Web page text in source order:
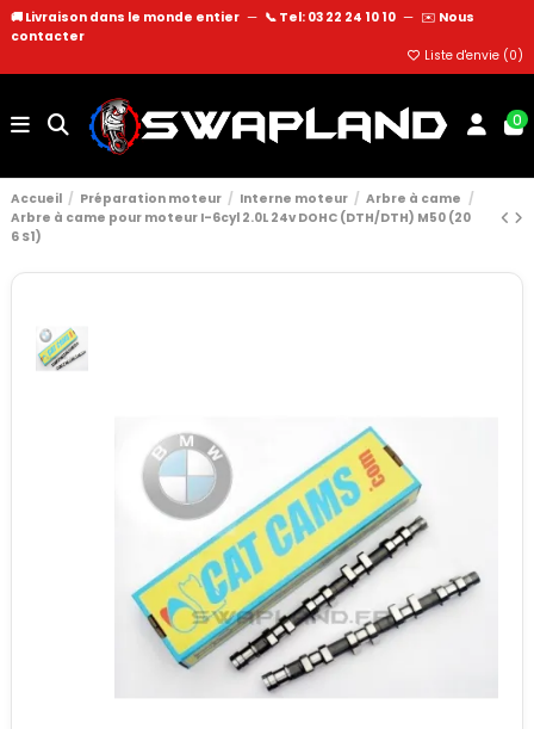
🚚 Livraison dans le monde entier — 📞 Tel: 03 22 24 10 10 — ✉️ Nous
contacter
Liste d'envie (0)
0
Accueil Préparation moteur Interne moteur
Arbre à came
Arbre à came pour moteur I-6cyl 2.0L 24v DOHC (DTH/DTH) M50 (20
6 S1)